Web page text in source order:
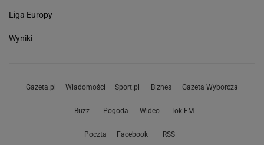
Liga Europy
Wyniki
Gazeta.pl Wiadomości Sport.pl Biznes Gazeta Wyborcza
Buzz Pogoda Wideo Tok.FM
Poczta Facebook RSS